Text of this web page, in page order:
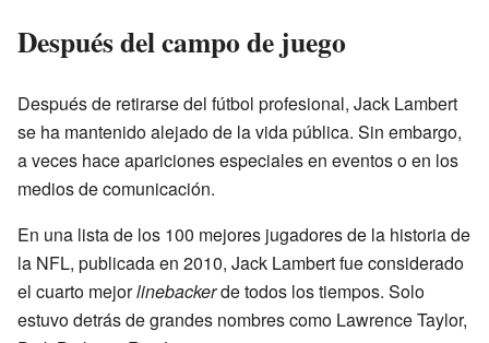
Después del campo de juego
Después de retirarse del fútbol profesional, Jack Lambert
se ha mantenido alejado de la vida pública. Sin embargo,
a veces hace apariciones especiales en eventos o en los
medios de comunicación.
En una lista de los 100 mejores jugadores de la historia de
la NFL, publicada en 2010, Jack Lambert fue considerado
el cuarto mejorlinebackerde todos los tiempos. Solo
estuvo detrás de grandes nombres como Lawrence Taylor,